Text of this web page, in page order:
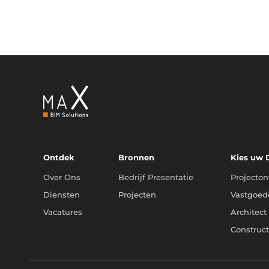
Ontdek
Over Ons
Diensten
Vacatures
Bronnen
Bedrijf Presentatie
Projecten
Kies uw
Architect